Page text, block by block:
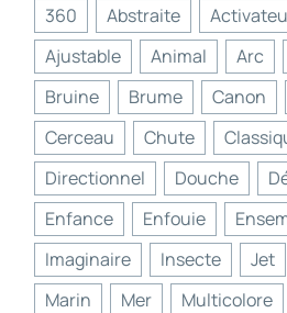
360 Abstraite
Ajustable
Animal Arc
Bruine
Brume Canon
Cerceau
Chute
Directionnel
Douche
Enfance
Enfouie
Imaginaire
Insecte Jet
Marin
Mer Multicolore